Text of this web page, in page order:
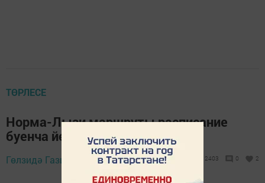
ТӨРЛЕСЕ
Норма-Лызи маршруты расписание
буенча йөри
Гөлзидә Газизуллина, 25 октябрь 2017 -
16:41
12403 0 2